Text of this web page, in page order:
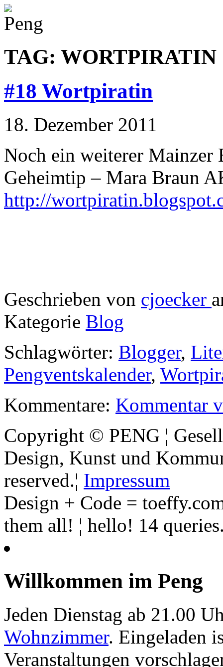
TAG: WORTPIRATIN
#18 Wortpiratin
18. Dezember 2011
Noch ein weiterer Mainzer
Geheimtip – Mara Braun
http://
Geschrieben von cjoecker
Kategorie Blog
Schlagwörter: Blogger,
Pengventskalender,
Kommentare: Kommentar
Copyright © PENG ¦
Design, Kunst und
reserved.¦ Impressum
Design + Code =
them all! ¦ hello! 14
Willkommen im Peng
Jeden Dienstag ab 21.00
Wohnzimmer. Eingeladen
Veranstaltungen